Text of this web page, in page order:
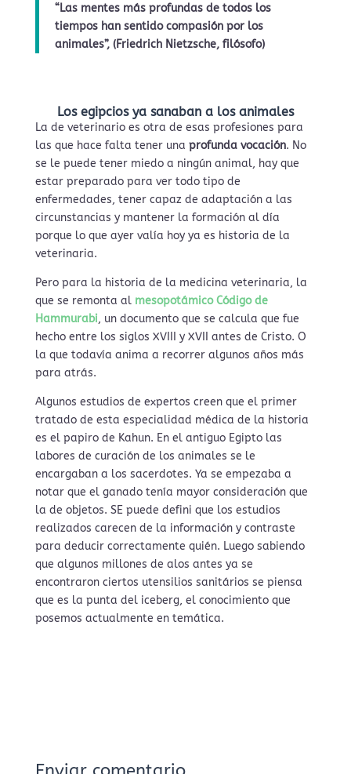
“Las mentes más profundas de todos los
tiempos han sentido compasión por los
animales”, (Friedrich Nietzsche, filósofo)
Los egipcios ya sanaban a los animales
La de veterinario es otra de esas profesiones para
las que hace falta tener una profunda vocación. No
se le puede tener miedo a ningún animal, hay que
estar preparado para ver todo tipo de
enfermedades, tener capaz de adaptación a las
circunstancias y mantener la formación al día
porque lo que ayer valía hoy ya es historia de la
veterinaria.
Pero para la historia de la medicina veterinaria, la
que se remonta al mesopotámico Código de
Hammurabi, un documento que se calcula que fue
hecho entre los siglos XVIII y XVII antes de Cristo. O
la que todavía anima a recorrer algunos años más
para atrás.
Algunos estudios de expertos creen que el primer
tratado de esta especialidad médica de la historia
es el papiro de Kahun. En el antiguo Egipto las
labores de curación de los animales se le
encargaban a los sacerdotes. Ya se empezaba a
notar que el ganado tenía mayor consideración que
la de objetos. SE puede defini que los estudios
realizados carecen de la información y contraste
para deducir correctamente quién. Luego sabiendo
que algunos millones de alos antes ya se
encontraron ciertos utensilios sanitários se piensa
que es la punta del iceberg, el conocimiento que
posemos actualmente en temática.